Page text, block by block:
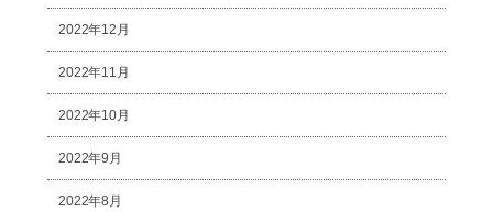
2022年12月
2022年11月
2022年10月
2022年9月
2022年8月